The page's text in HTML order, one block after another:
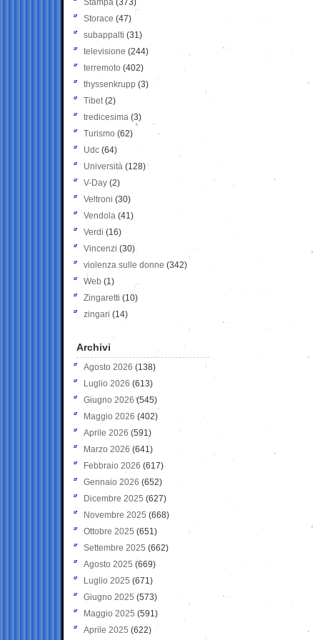
Stampa (373)
Storace (47)
subappalti (31)
televisione(244)
terremoto (402)
thyssenkrupp (3)
Tibet(2)
tredicesima (3)
Turismo (62)
Udc (64)
Università (128)
V-Day (2)
Veltroni (30)
Vendola (41)
Verdi (16)
Vincenzi (30)
violenza sulle donne (342)
Web (1)
Zingaretti (10)
zingari (14)
Archivi
Agosto 2026 (138)
Luglio 2026 (613)
Giugno 2026 (545)
Maggio 2026 (402)
Aprile 2026 (591)
Marzo 2026 (641)
Febbraio 2026 (617)
Gennaio 2026 (652)
Dicembre 2025 (627)
Novembre 2025 (668)
Ottobre 2025 (651)
Settembre 2025 (662)
Agosto 2025 (669)
Luglio 2025 (671)
Giugno 2025 (573)
Maggio 2025 (591)
Aprile 2025 (622)